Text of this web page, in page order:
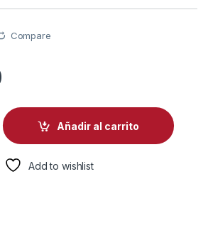
Compare
GP-UD1000GM PG5 REV
Añadir al carrito
Add to wishlist